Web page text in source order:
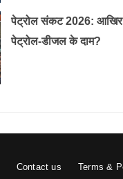
पेट्रोल संकट 2026: आखिर
पेट्रोल-डीजल के दाम?
Contact us Terms &